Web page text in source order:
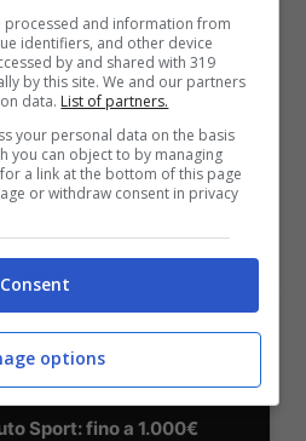
scommesse e sport
100% fino a 50€ in
100% fino a 2000€ in Bonus
Sport
SNAI
Sport: fino a 1.000€
processed and information from
identifiers, and other device
by and shared with 319
by this site. We and our partners
data. List of partners.
your personal data on the basis
you can object to by managing
a link at the bottom of this page
or withdraw consent in privacy
Consent
options